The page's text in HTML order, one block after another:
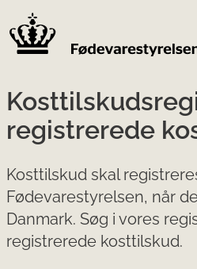
registrerede
Kosttilskud skal
Fødevarestyrelsen, når
Danmark. Søg i vores
registrerede kosttilskud.